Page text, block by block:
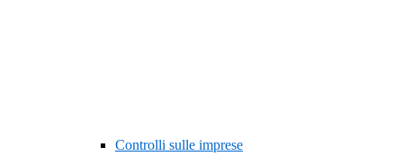
Controlli sulle imprese